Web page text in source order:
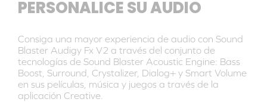
PERSONALICE SU AUDIO
Consiga una mayor experiencia de audio con Sound
Blaster Audigy Fx V2 a través del conjunto de
tecnologías de Sound Blaster Acoustic Engine: Bass
Boost, Surround, Crystalizer, Dialog+ y Smart Volume
en sus películas, música y juegos a través de la
aplicación Creative.